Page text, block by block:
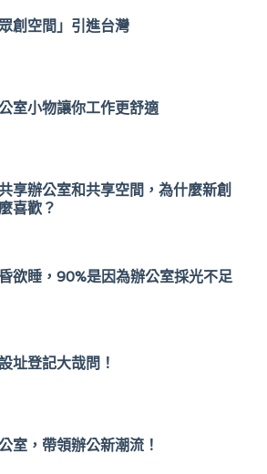
創空間」引進台灣
室小物讓你工作更舒適
享辦公室和共享空間，為什麼新創
喜歡？
欲睡，90%是因為辦公室採光不足
址登記大哉問！
室，帶領辦公新潮流！